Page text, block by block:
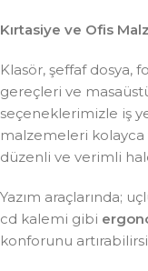
Kırtasiye ve Ofis
Klasör, şeffaf dosya,
gereçleri ve
seçeneklerimizle iş
malzemeleri kolayca
düzenli ve verimli
Yazım araçlarında;
cd kalemi gibi
konforunu